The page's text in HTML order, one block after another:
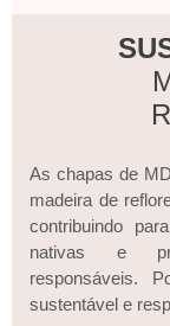
As chapas de
madeira de
contribuindo
nativas e
responsáveis.
sustentável e